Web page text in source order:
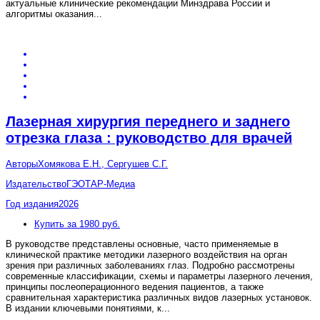
актуальные клинические рекомендации Минздрава России и
алгоритмы оказания...
Лазерная хирургия переднего и заднего
отрезка глаза : руководство для врачей
АвторыХомякова Е.Н., Сергушев С.Г.
ИздательствоГЭОТАР-Медиа
Год издания2026
Купить за 1980 руб.
В руководстве представлены основные, часто применяемые в
клинической практике методики лазерного воздействия на орган
зрения при различных заболеваниях глаз. Подробно рассмотрены
современные классификации, схемы и параметры лазерного лечения,
принципы послеоперационного ведения пациентов, а также
сравнительная характеристика различных видов лазерных установок.
В издании ключевыми понятиями, к